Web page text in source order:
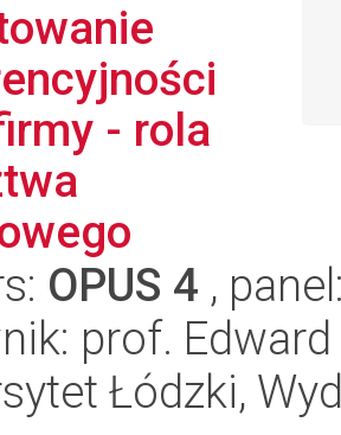
- rola
OPUS 4 ,
prof.
Łódzki,